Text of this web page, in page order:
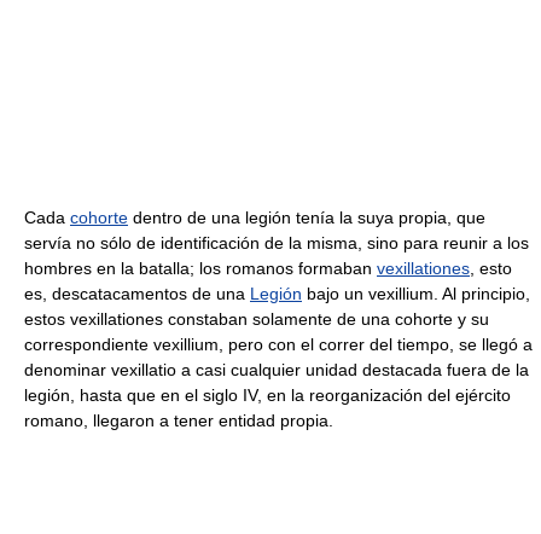
Cada cohorte dentro de una legión tenía la suya propia, que
servía no sólo de identificación de la misma, sino para reunir a los
hombres en la batalla; los romanos formaban vexillationes , esto
es, descatacamentos de una Legión bajo un vexillium. Al principio,
estos vexillationes constaban solamente de una cohorte y su
correspondiente vexillium, pero con el correr del tiempo, se llegó a
denominar vexillatio a casi cualquier unidad destacada fuera de la
legión, hasta que en el siglo IV, en la reorganización del ejército
romano, llegaron a tener entidad propia.